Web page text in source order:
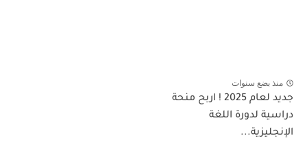
منذ بضع سنوات
جديد لعام 2025 ! اربح منحة
دراسية لدورة اللغة
الإنجليزية...